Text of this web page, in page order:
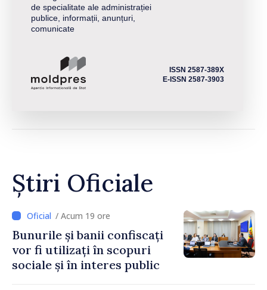
de specialitate ale administrației
publice, informații, anunțuri,
comunicate
ISSN 2587-389X
E-ISSN 2587-3903
Știri Oficiale
/ Acum 19 ore
Bunurile și banii confiscați
vor fi utilizați în scopuri
sociale și în interes public